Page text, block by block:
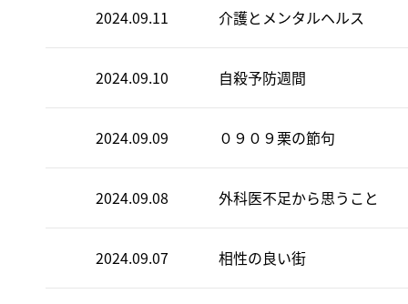
2024.09.11 介護とメンタルヘルス
2024.09.10 自殺予防週間
2024.09.09 ０９０９栗の節句
2024.09.08 外科医不足から思うこと
2024.09.07 相性の良い街